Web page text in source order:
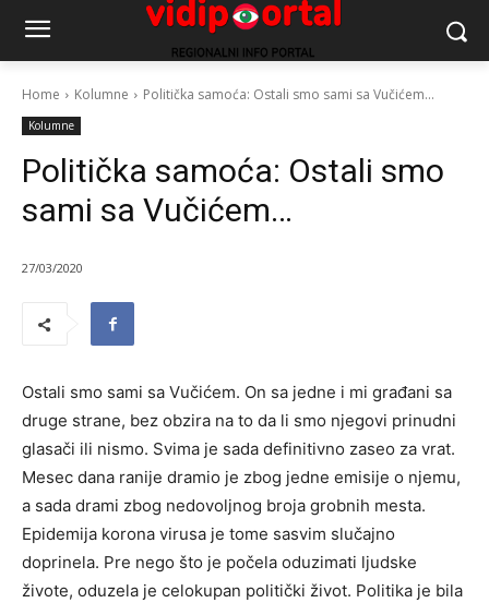
Home Kolumne Politička samoća: Ostali smo sami sa Vučićem...
Kolumne
Politička samoća: Ostali smo
sami sa Vučićem…
27/03/2020
Ostali smo sami sa Vučićem. On sa jedne i mi građani sa
druge strane, bez obzira na to da li smo njegovi prinudni
glasači ili nismo. Svima je sada definitivno zaseo za vrat.
Mesec dana ranije dramio je zbog jedne emisije o njemu,
a sada drami zbog nedovoljnog broja grobnih mesta.
Epidemija korona virusa je tome sasvim slučajno
doprinela. Pre nego što je počela oduzimati ljudske
živote, oduzela je celokupan politički život. Politika je bila